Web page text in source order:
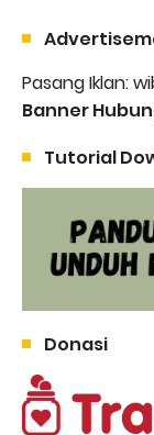
Pasang Iklan:
Banner
Tutorial
Donasi